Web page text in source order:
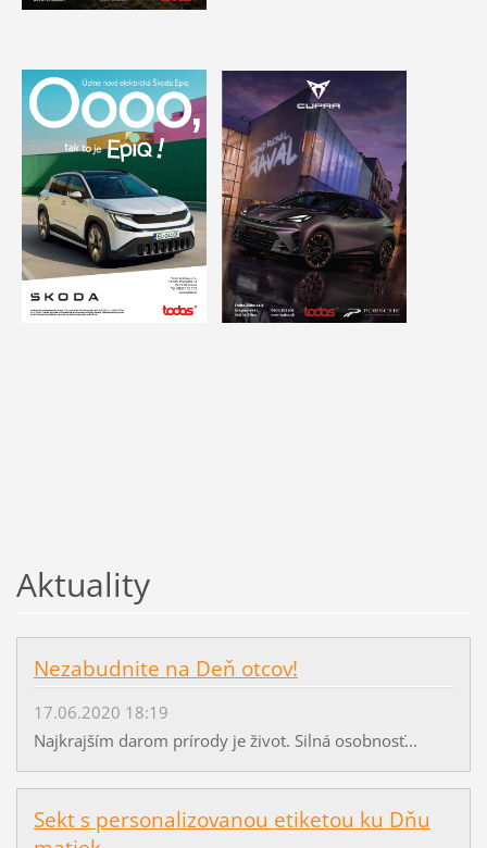
Aktuality
Nezabudnite na Deň otcov!
17.06.2020 18:19
Najkrajším darom prírody je život. Silná osobnosť...
Sekt s personalizovanou etiketou ku Dňu